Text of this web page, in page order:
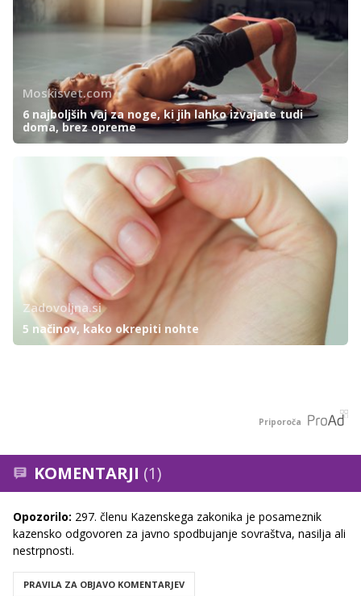
Moskisvet.com
6 najboljših vaj za noge, ki jih lahko izvajate tudi
doma, brez opreme
Zadovoljna.si
5 načinov, kako okrepiti nohte
Priporoča
KOMENTARJI (1)
Opozorilo: 297. členu Kazenskega zakonika je posameznik
kazensko odgovoren za javno spodbujanje sovraštva, nasilja ali
nestrpnosti.
PRAVILA ZA OBJAVO KOMENTARJEV